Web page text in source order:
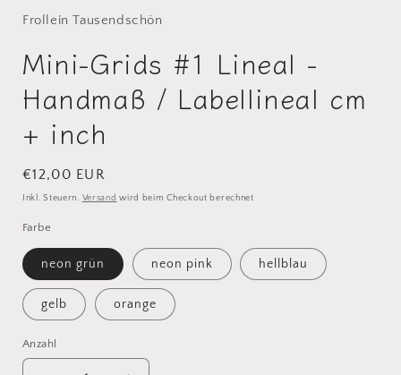
Frollein Tausendschön
Mini-Grids #1 Lineal -
Handmaß / Labellineal cm
+ inch
Normaler
Preis
€12,00 EUR
Inkl. Steuern. Versand wird beim Checkout berechnet
Farbe
neon grün neon pink hellblau
gelb orange
Anzahl